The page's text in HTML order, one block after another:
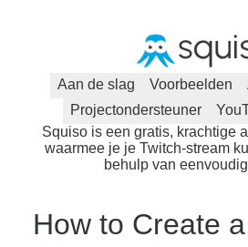
Aan de slag Voorbeelden
Projectondersteuner
Squiso is een gratis, krachtige
waarmee je je Twitch-stream
behulp van
How to Create